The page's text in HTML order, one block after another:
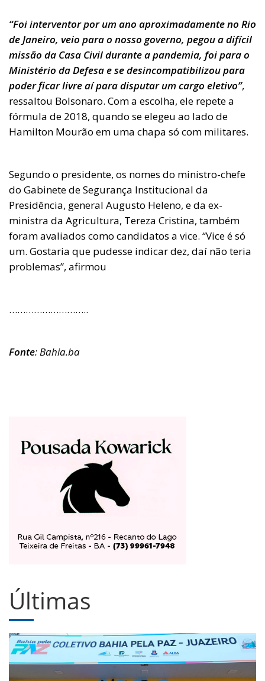
“Foi interventor por um ano aproximadamente no Rio
de Janeiro, veio para o nosso governo, pegou a difícil
missão da Casa Civil durante a pandemia, foi para o
Ministério da Defesa e se desincompatibilizou para
poder ficar livre aí para disputar um cargo eletivo”,
ressaltou Bolsonaro. Com a escolha, ele repete a
fórmula de 2018, quando se elegeu ao lado de
Hamilton Mourão em uma chapa só com militares.
Segundo o presidente, os nomes do ministro-chefe
do Gabinete de Segurança Institucional da
Presidência, general Augusto Heleno, e da ex-
ministra da Agricultura, Tereza Cristina, também
foram avaliados como candidatos a vice. “Vice é só
um. Gostaria que pudesse indicar dez, daí não teria
problemas”, afirmou
………………………..
Fonte: Bahia.ba
Últimas